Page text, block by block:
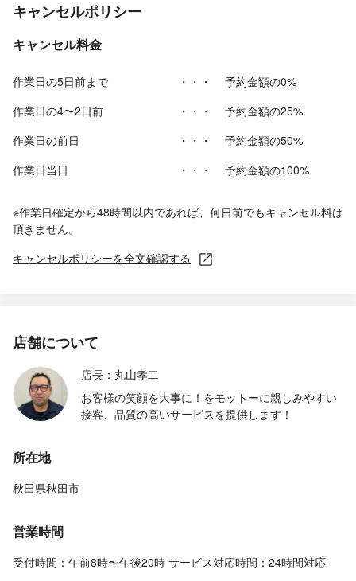
キャンセルポリシー
キャンセル料金
作業日の5日前まで ・・・
予約金額の0%
作業日の4〜2日前
・・・
予約金額の25%
作業日の前日
・・・
予約金額の50%
作業日当日
・・・ 予約金額の100%
※作業日確定から48時間以内であれば、何日前でもキャンセル料は
頂きません。
キャンセルポリシーを全文確認する
店舗について
店長：丸山孝二
お客様の笑顔を大事に！をモットーに親しみやすい
接客、品質の高いサービスを提供します！
所在地
秋田県秋田市
営業時間
受付時間：午前8時〜午後20時 サービス対応時間：24時間対応